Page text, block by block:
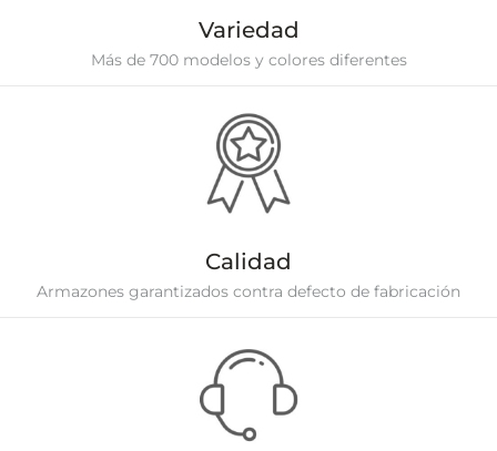
Variedad
Más de 700 modelos y colores diferentes
Calidad
Armazones garantizados contra defecto de fabricación